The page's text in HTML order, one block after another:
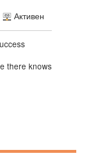
Активен
there knows